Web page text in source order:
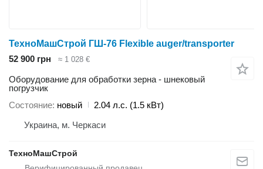
ТехноМашСтрой ГШ-76 Flexible auger/transporter
52 900 грн
≈ 1 028 €
Оборудование для обработки зерна - шнековый
погрузчик
Состояние новый
2.04 л.с. (1.5 кВт)
Украина, м. Черкаси
ТехноМашСтрой